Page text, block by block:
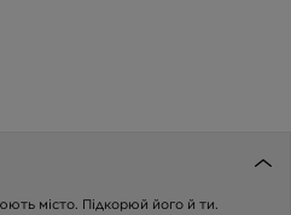
місто. Підкорюй його й ти.